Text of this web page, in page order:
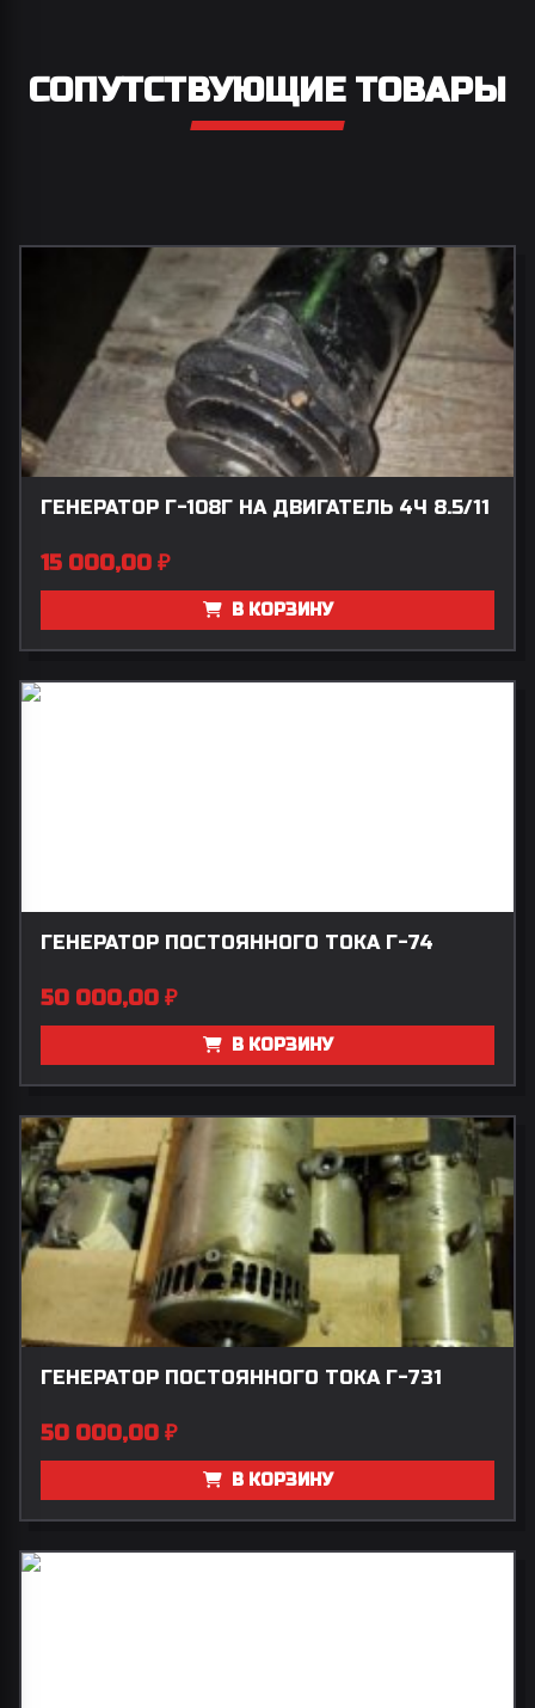
СОПУТСТВУЮЩИЕ ТОВАРЫ
ГЕНЕРАТОР Г-108Г НА ДВИГАТЕЛЬ 4Ч 8.5/11
15 000,00 ₽
В КОРЗИНУ
ГЕНЕРАТОР ПОСТОЯННОГО ТОКА Г-74
50 000,00 ₽
В КОРЗИНУ
ГЕНЕРАТОР ПОСТОЯННОГО ТОКА Г-731
50 000,00 ₽
В КОРЗИНУ